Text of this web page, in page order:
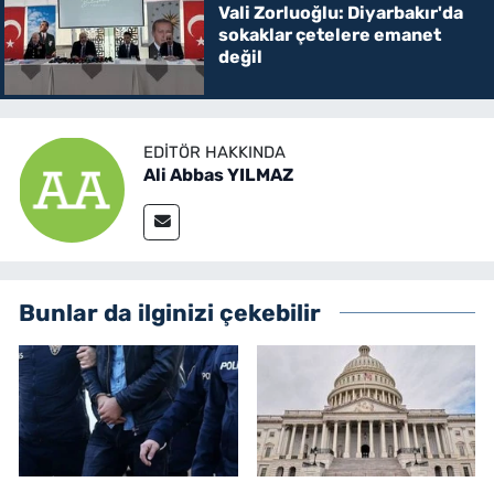
Vali Zorluoğlu: Diyarbakır'da
sokaklar çetelere emanet
değil
EDITÖR HAKKINDA
Ali Abbas YILMAZ
Bunlar da ilginizi çekebilir